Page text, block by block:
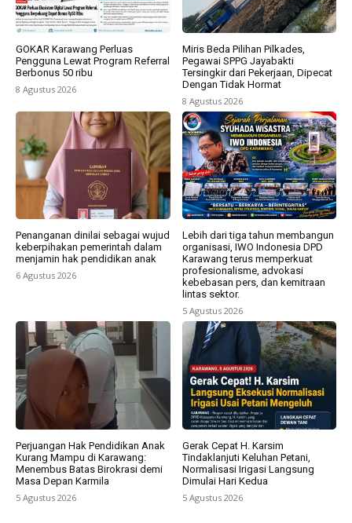
GOKAR Karawang Perluas
Pengguna Lewat Program Referral
Berbonus 50 ribu
8 Agustus 2026
Miris Beda Pilihan Pilkades,
Pegawai SPPG Jayabakti
Tersingkir dari Pekerjaan, Dipecat
Dengan Tidak Hormat
8 Agustus 2026
Penanganan dinilai sebagai wujud
keberpihakan pemerintah dalam
menjamin hak pendidikan anak
6 Agustus 2026
Lebih dari tiga tahun membangun
organisasi, IWO Indonesia DPD
Karawang terus memperkuat
profesionalisme, advokasi
kebebasan pers, dan kemitraan
lintas sektor.
5 Agustus 2026
Perjuangan Hak Pendidikan Anak
Kurang Mampu di Karawang:
Menembus Batas Birokrasi demi
Masa Depan Karmila
5 Agustus 2026
Gerak Cepat H. Karsim
Tindaklanjuti Keluhan Petani,
Normalisasi Irigasi Langsung
Dimulai Hari Kedua
5 Agustus 2026